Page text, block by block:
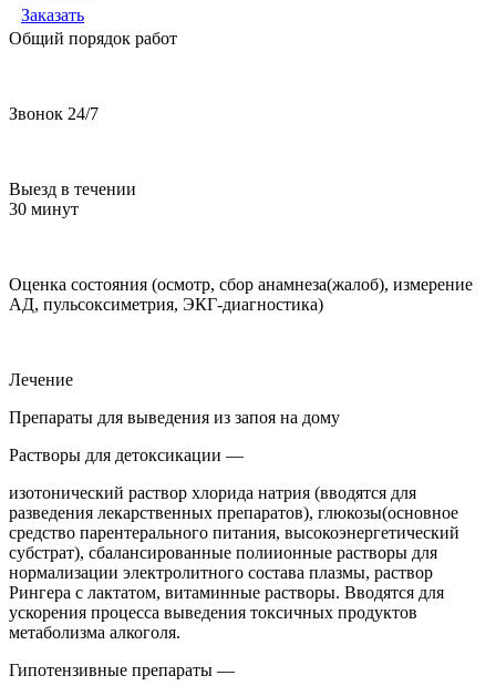
Заказать
Общий порядок работ
Звонок 24/7
Выезд в течении
30 минут
Оценка состояния (осмотр, сбор анамнеза(жалоб), измерение
АД, пульсоксиметрия, ЭКГ-диагностика)
Лечение
Препараты для выведения из запоя на дому
Растворы для детоксикации —
изотонический раствор хлорида натрия (вводятся для
разведения лекарственных препаратов), глюкозы(основное
средство парентерального питания, высокоэнергетический
субстрат), сбалансированные полиионные растворы для
нормализации электролитного состава плазмы, раствор
Рингера с лактатом, витаминные растворы. Вводятся для
ускорения процесса выведения токсичных продуктов
метаболизма алкоголя.
Гипотензивные препараты —